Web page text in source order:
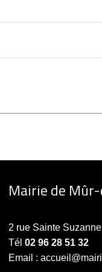
Mairie de
2 rue Sainte
Tél 02 96 28 51 32
Email :